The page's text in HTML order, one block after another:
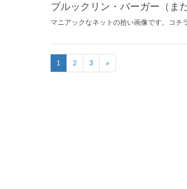
ブルックリン・バーガー（ま
マニアックなネットの拾い画像です。コ
1 2 3 »